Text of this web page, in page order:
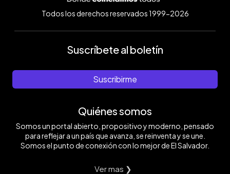
Todos los derechos reservados 1999-2026
Suscríbete al boletín
Suscribirme
Quiénes somos
Somos un portal abierto, propositivo y moderno, pensado
para reflejar a un país que avanza, se reinventa y se une.
Somos el punto de conexión con lo mejor de El Salvador.
Ver mas ❯